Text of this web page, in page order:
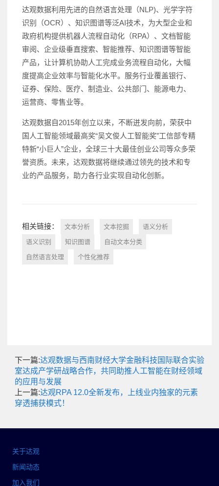
达观数据利用先进的自然语言处理（NLP)、光学字符
识别（OCR）、知识图谱等泛AI技术，为大型企业和
政府机构提供机器人流程自动化（RPA）、文档智能
审阅、企业级垂直搜索、智能推荐、知识图谱等智能
产品，让计算机协助人工完成业务流程自动化，大幅
度提高企业效率与智能化水平。服务行业覆盖银行、
证券、保险、医疗、制造业、公共部门、能源电力、
运营商、零售业等。
达观数据自2015年创立以来，不断迸发向前， 荣获中
国人工智能领域最高奖“吴文俊人工智能奖”工信部专精
特新“小巨人”企业， 全球三十大最佳创业公司等众多荣
誉资质。未来，达观数据将继续通过领先的技术和专
业的产品服务，助力各行业实现自动化创新。
相关链接： 文本分析 文本挖掘 语义分析
语义识别 知识图谱 自动文本分类
自然语言处理 个性化推荐
下一篇:达观数据与西南财经大学金融科技国际联合实验
室达成产学研战略合作，共同助推人工智能在财经领域
的应用与发展
上一篇:达观RPA 12.0全新发布，上线业内独家的元素
穿透捕获模式！
关于达观
新闻动态
加入我们